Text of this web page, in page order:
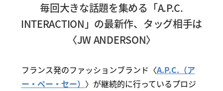
毎回大きな話題を集める「A.P.C.
INTERACTION」の最新作、タッグ相手は
〈JW ANDERSON〉
フランス発のファッションブランド〈A.P.C.（ア
ー・ペー・セー） 〉が継続的に行っているプロジ